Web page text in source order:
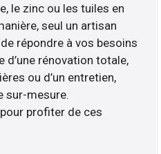
le zinc ou les tuiles en
seul un artisan
répondre à vos besoins
d’une rénovation totale,
ou d’un entretien,
sur-mesure.
profiter de ces